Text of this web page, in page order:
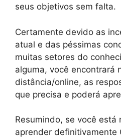
seus objetivos sem falta.
Certamente devido as
atual e das péssimas
muitas setores do
alguma, você encontrará
distância/online, as
que precisa e poderá
Resumindo, se você
aprender definitivamente